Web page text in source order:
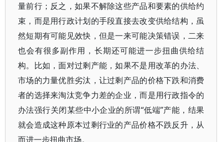
量前行；反之，如果不解除这些产品和要素的供给约
束，而是用行政计划的手段直接去改变供给结构，虽
然短期有可能见效快，但是一来可能决策错误，二来
也会有很多副作用，长期还可能进一步扭曲供给结
构。比如，面对过剩产能，如果不是用改革的办法、
市场的力量优胜劣汰，让过剩产品的价格下跌和消费
者的选择来淘汰竞争力差的企业，而是用行政指令的
办法强行关闭某些中小企业的所谓“低端”产能，结果
就会造成这种原本过剩行业的产品价格不跌反升，从
而进一步扭曲市场。